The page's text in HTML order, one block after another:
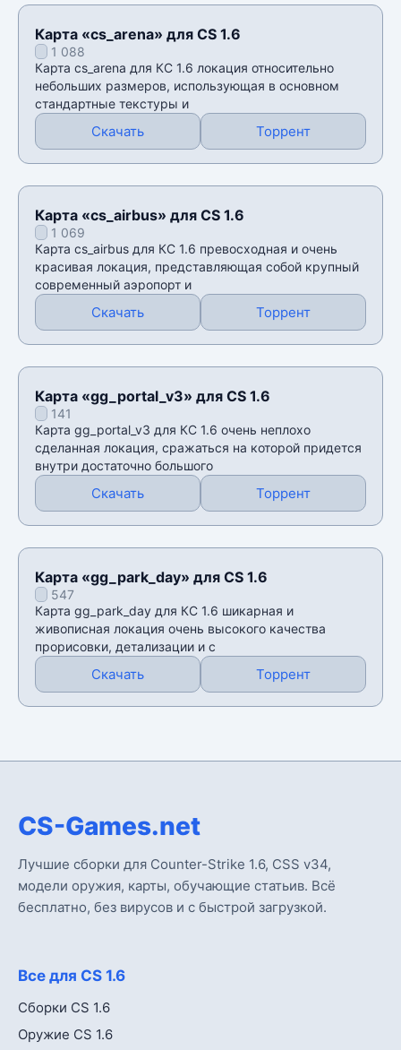
Карта «cs_arena» для CS 1.6
1 088
Карта cs_arena для КС 1.6 локация относительно
небольших размеров, использующая в основном
стандартные текстуры и
Скачать Торрент
Карта «cs_airbus» для CS 1.6
1 069
Карта cs_airbus для КС 1.6 превосходная и очень
красивая локация, представляющая собой крупный
современный аэропорт и
Скачать Торрент
Карта «gg_portal_v3» для CS 1.6
141
Карта gg_portal_v3 для КС 1.6 очень неплохо
сделанная локация, сражаться на которой придется
внутри достаточно большого
Скачать Торрент
Карта «gg_park_day» для CS 1.6
547
Карта gg_park_day для КС 1.6 шикарная и
живописная локация очень высокого качества
прорисовки, детализации и с
Скачать Торрент
CS-Games.net
Лучшие сборки для Counter-Strike 1.6, CSS v34,
модели оружия, карты, обучающие статьив. Всё
бесплатно, без вирусов и с быстрой загрузкой.
Все для CS 1.6
Сборки CS 1.6
Оружие CS 1.6